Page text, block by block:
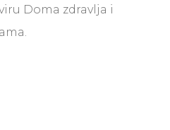
Doma zdravlja i